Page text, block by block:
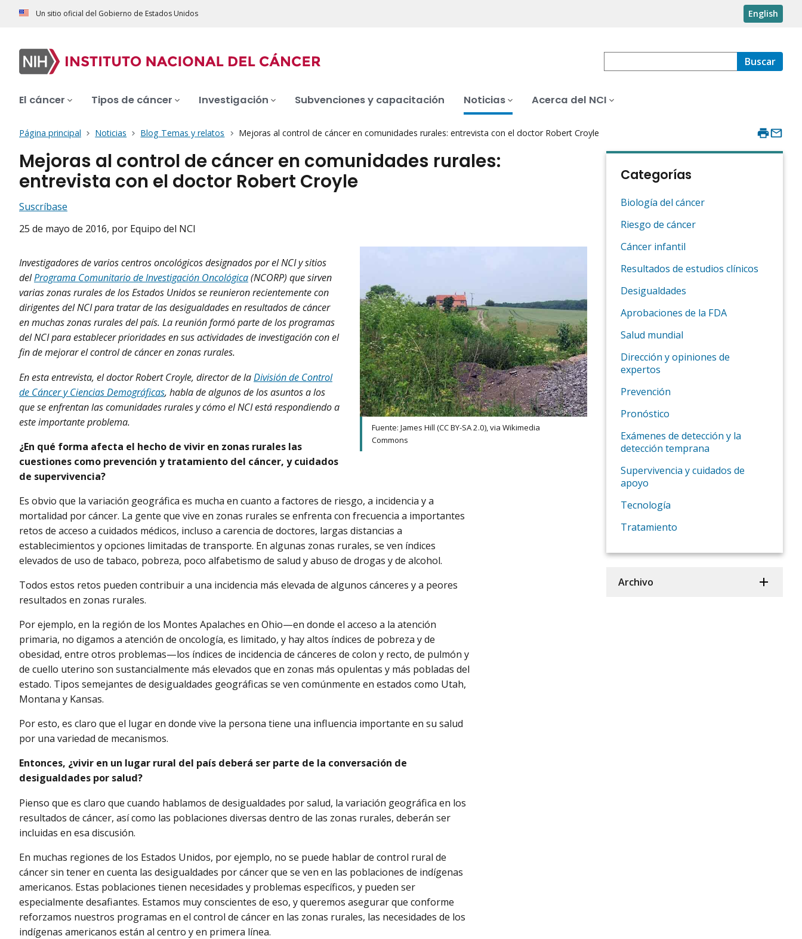
Un sitio oficial del Gobierno de Estados Unidos English
Buscar
El cáncer Tipos de cáncer Investigación Subvenciones y capacitación Noticias Acerca del NCI
Página principal Noticias Blog Temas y relatos Mejoras al control de cáncer en comunidades rurales: entrevista con el doctor Robert Croyle
Mejoras al control de cáncer en comunidades rurales:
entrevista con el doctor Robert Croyle
Suscríbase
25 de mayo de 2016, por Equipo del NCI
Fuente: James Hill (CC BY-SA 2.0), via Wikimedia
Commons
Investigadores de varios centros oncológicos designados por el NCI y sitios
delPrograma Comunitario de Investigación Oncológica(NCORP) que sirven
varias zonas rurales de los Estados Unidos se reunieron recientemente con
dirigentes del NCI para tratar de las desigualdades en resultados de cáncer
en muchas zonas rurales del país. La reunión formó parte de los programas
del NCI para establecer prioridades en sus actividades de investigación con el
fin de mejorar el control de cáncer en zonas rurales.
En esta entrevista, el doctor Robert Croyle, director de laDivisión de Control
de Cáncer y Ciencias Demográficas, habla de algunos de los asuntos a los
que se enfrentan las comunidades rurales y cómo el NCI está respondiendo a
este importante problema.
¿En qué forma afecta el hecho de vivir en zonas rurales las
cuestiones como prevención y tratamiento del cáncer, y cuidados
de supervivencia?
Es obvio que la variación geográfica es mucha en cuanto a factores de riesgo, a incidencia y a
mortalidad por cáncer. La gente que vive en zonas rurales se enfrenta con frecuencia a importantes
retos de acceso a cuidados médicos, incluso a carencia de doctores, largas distancias a
establecimientos y opciones limitadas de transporte. En algunas zonas rurales, se ven índices
elevados de uso de tabaco, pobreza, poco alfabetismo de salud y abuso de drogas y de alcohol.
Todos estos retos pueden contribuir a una incidencia más elevada de algunos cánceres y a peores
resultados en zonas rurales.
Por ejemplo, en la región de los Montes Apalaches en Ohio—en donde el acceso a la atención
primaria, no digamos a atención de oncología, es limitado, y hay altos índices de pobreza y de
obesidad, entre otros problemas—los índices de incidencia de cánceres de colon y recto, de pulmón y
de cuello uterino son sustancialmente más elevados que en zonas más opulentas y más pobladas del
estado. Tipos semejantes de desigualdades geográficas se ven comúnmente en estados como Utah,
Montana y Kansas.
Por esto, es claro que el lugar en donde vive la persona tiene una influencia importante en su salud
por una variedad de mecanismos.
Entonces, ¿vivir en un lugar rural del país deberá ser parte de la conversación de
desigualdades por salud?
Pienso que es claro que cuando hablamos de desigualdades por salud, la variación geográfica en los
resultados de cáncer, así como las poblaciones diversas dentro de las zonas rurales, deberán ser
incluidas en esa discusión.
En muchas regiones de los Estados Unidos, por ejemplo, no se puede hablar de control rural de
cáncer sin tener en cuenta las desigualdades por cáncer que se ven en las poblaciones de indígenas
americanos. Estas poblaciones tienen necesidades y problemas específicos, y pueden ser
especialmente desafiantes. Estamos muy conscientes de eso, y queremos asegurar que conforme
reforzamos nuestros programas en el control de cáncer en las zonas rurales, las necesidades de los
indígenas americanos están al centro y en primera línea.
Categorías
Biología del cáncer
Riesgo de cáncer
Cáncer infantil
Resultados de estudios clínicos
Desigualdades
Aprobaciones de la FDA
Salud mundial
Dirección y opiniones de
expertos
Prevención
Pronóstico
Exámenes de detección y la
detección temprana
Supervivencia y cuidados de
apoyo
Tecnología
Tratamiento
Archivo